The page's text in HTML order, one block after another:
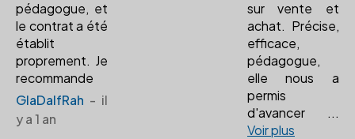
pédagogue, et
le contrat a été
établit
proprement. Je
recommande
GlaDalfRah - il
y a 1 an
sur vente et
achat. Précise,
efficace,
pédagogue,
elle nous a
permis
d'avancer ...
Voir plus